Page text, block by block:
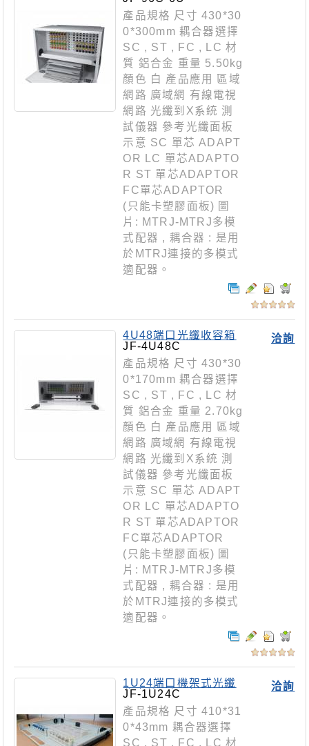
產品規格 尺寸 430*30
0*300mm 耦合器選擇
SC , ST , FC , LC 材
質 鋁合金 重量 5.50kg
顏色 白 產品應用 區域
網路 廣域網 有線電視
網路 光纖到X系統 測
試儀器 參考光纖面板
示意 SC 單芯 ADAPT
OR LC 單芯ADAPTO
R ST 單芯ADAPTOR
FC單芯ADAPTOR
(只能卡塑膠面板) 圖
片: MTRJ-MTRJ多模
式配器 , 耦合器 : 是用
於MTRJ連接的多模式
適配器。
洽詢
4U48端口光纖收容箱
JF-4U48C
產品規格 尺寸 430*30
0*170mm 耦合器選擇
SC , ST , FC , LC 材
質 鋁合金 重量 2.70kg
顏色 白 產品應用 區域
網路 廣域網 有線電視
網路 光纖到X系統 測
試儀器 參考光纖面板
示意 SC 單芯 ADAPT
OR LC 單芯ADAPTO
R ST 單芯ADAPTOR
FC單芯ADAPTOR
(只能卡塑膠面板) 圖
片: MTRJ-MTRJ多模
式配器 , 耦合器 : 是用
於MTRJ連接的多模式
適配器。
洽詢
1U24端口機架式光纖
收容箱-3螺型
JF-1U24C
產品規格 尺寸 410*31
0*43mm 耦合器選擇
SC , ST , FC , LC 材